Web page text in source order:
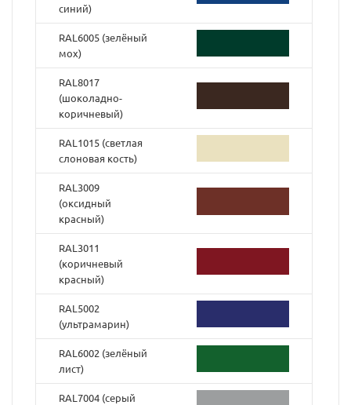
синий)
RAL6005 (зелёный
мох)
RAL8017
(шоколадно-
коричневый)
RAL1015 (светлая
слоновая кость)
RAL3009
(оксидный
красный)
RAL3011
(коричневый
красный)
RAL5002
(ультрамарин)
RAL6002 (зелёный
лист)
RAL7004 (серый